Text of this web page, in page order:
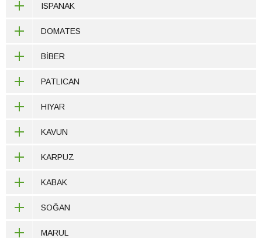
ISPANAK
DOMATES
BİBER
PATLICAN
HIYAR
KAVUN
KARPUZ
KABAK
SOĞAN
MARUL